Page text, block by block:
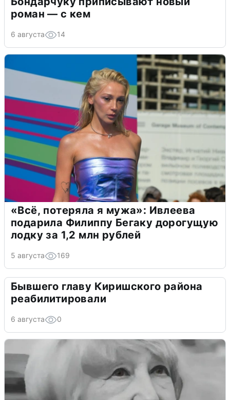
роман — с кем
6 августа 14
«Всё, потеряла я мужа»: Ивлеева
подарила Филиппу Бегаку дорогущую
лодку за 1,2 млн рублей
5 августа 169
Бывшего главу Киришского района
реабилитировали
6 августа 0